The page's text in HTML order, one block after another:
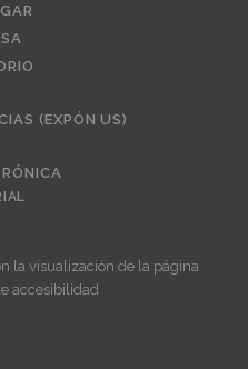
(EXPÓN US)
la visualización de la página
accesibilidad